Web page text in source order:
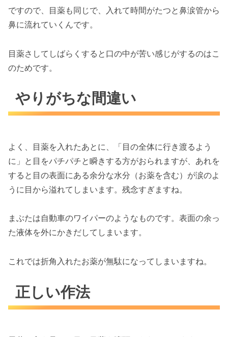
ですので、目薬も同じで、入れて時間がたつと鼻涙管から
鼻に流れていくんです。
目薬さしてしばらくすると口の中が苦い感じがするのはこ
のためです。
やりがちな間違い
よく、目薬を入れたあとに、「目の全体に行き渡るよう
に」と目をパチパチと瞬きする方がおられますが、あれを
すると目の表面にある余分な水分（お薬を含む）が涙のよ
うに目から溢れてしまいます。残念すぎますね。
まぶたは自動車のワイパーのようなものです。表面の余っ
た液体を外にかきだしてしまいます。
これでは折角入れたお薬が無駄になってしまいますね。
正しい作法